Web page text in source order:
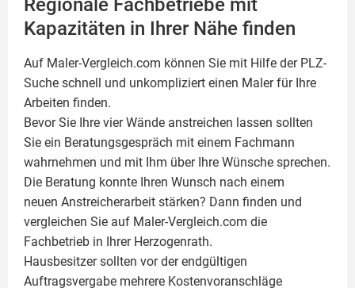
Regionale Fachbetriebe mit
Kapazitäten in Ihrer Nähe finden
Auf Maler-Vergleich.com können Sie mit Hilfe der PLZ-
Suche schnell und unkompliziert einen Malerfür Ihre
Arbeiten finden.
Bevor Sie Ihre vier Wände anstreichen lassen sollten
Sie ein Beratungsgespräch mit einem Fachmann
wahrnehmen und mit Ihm über Ihre Wünsche sprechen.
Die Beratung konnte Ihren Wunsch nach einem
neuen Anstreicherarbeit stärken? Dann finden und
vergleichen Sie auf Maler-Vergleich.com die
Fachbetrieb in Ihrer Herzogenrath.
Hausbesitzer sollten vor der endgültigen
Auftragsvergabe mehrere Kostenvoranschläge